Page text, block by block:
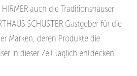
auch die Traditionshäuser
SCHUSTER Gastgeberfür die
Marken, deren Produkte die
in dieser Zeit täglich entdecken